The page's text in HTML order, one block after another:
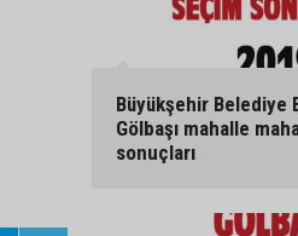
Büyükşehir Belediye
Gölbaşı mahalle
sonuçları